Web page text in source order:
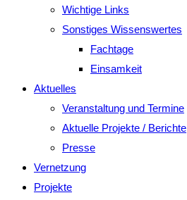
Wichtige Links
Sonstiges Wissenswertes
Fachtage
Einsamkeit
Aktuelles
Veranstaltung und Termine
Aktuelle Projekte / Berichte
Presse
Vernetzung
Projekte